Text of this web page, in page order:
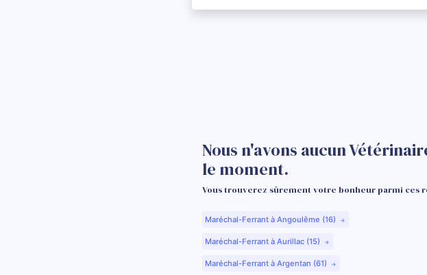
Nous n'avons aucun
le moment.
Vous trouverez sûrement votre bonheur parmi ces
Maréchal-Ferrant à Angoulême (16)
Maréchal-Ferrant à Aurillac (15)
Maréchal-Ferrant à Argentan (61)